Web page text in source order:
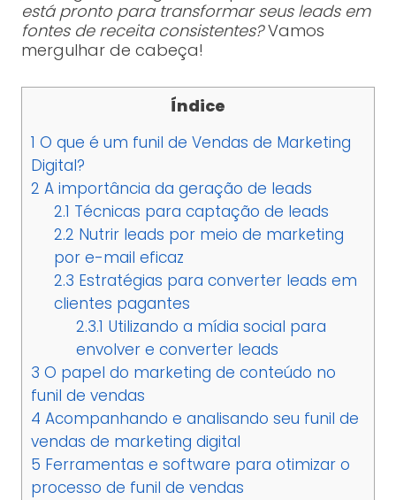
está pronto para transformar seus leads em
fontes de receita consistentes?Vamos
mergulhar de cabeça!
Índice
1 O que é um funil de Vendas de Marketing
Digital?
2 A importância da geração de leads
2.1 Técnicas para captação de leads
2.2 Nutrir leads por meio de marketing
por e-mail eficaz
2.3 Estratégias para converter leads em
clientes pagantes
2.3.1 Utilizando a mídia social para
envolver e converter leads
3 O papel do marketing de conteúdo no
funil de vendas
4 Acompanhando e analisando seu funil de
vendas de marketing digital
5 Ferramentas e software para otimizar o
processo de funil de vendas